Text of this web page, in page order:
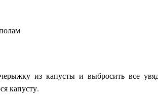
из капусты и выбросить все
капусту.